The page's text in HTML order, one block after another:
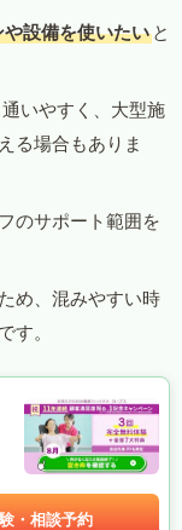
設備を使いたい と
いやすく、大型施
る場合もありま
のサポート範囲を
め、混みやすい時
す。
・相談予約